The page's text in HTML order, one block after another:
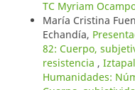
TC Myriam
María Cristina
Echandía,
82: Cuerpo,
resistencia ,
Humanidades: